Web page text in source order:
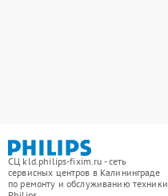
СЦ kld.philips-fixim.ru - сеть
сервисных центров в Калининграде
по ремонту и обслуживанию техники